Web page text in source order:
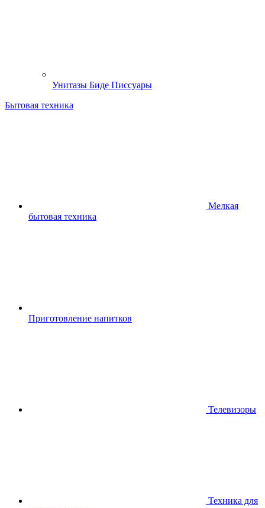
Унитазы Биде Писсуары
Бытовая техника
Мелкая
бытовая техника
Приготовление напитков
Телевизоры
Техника для